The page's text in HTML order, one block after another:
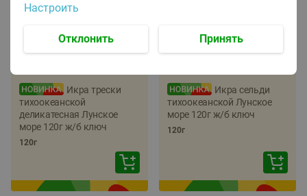
22%
Икра трески
тихоокеанской
деликатесная Лунское
море 120г ж/б ключ
120г
-17%
Икра сельди
тихоокеанской Лунское
море 120г ж/б ключ
120г
Настроить
Отклонить Принять